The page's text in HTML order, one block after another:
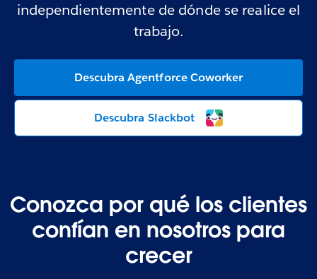
independientemente de dónde se realice el
trabajo.
Descubra Agentforce Coworker
Descubra Slackbot
Conozca por qué los clientes
confían en nosotros para
crecer